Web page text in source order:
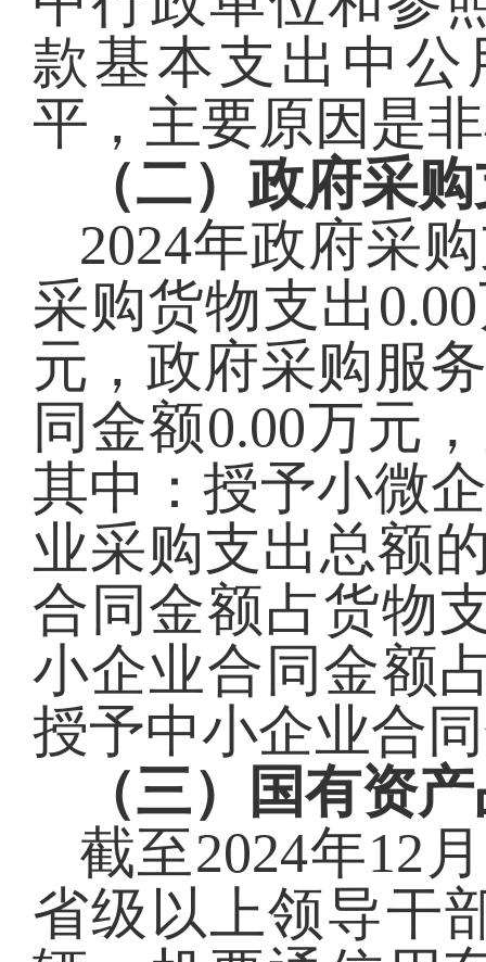
款基本支出中
平 ，主要原因是
（二）政府采
2024年政府采
采购货物支出0.00
元，政府采购服
同金额0.00万元
其中：授予小微
业采购支出总额
合同金额占货物
小企业合同金额
授予中小企业合
（三）国有资
截至2024年12
省级以上领导干